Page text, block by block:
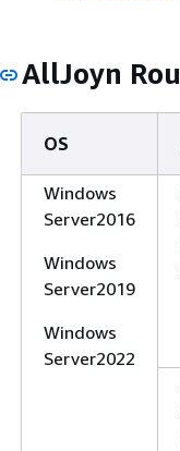
AllJoyn
OS
Windows
Server2016
Windows
Server2019
Windows
Server2022